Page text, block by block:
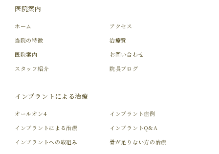
医院案内
ホーム
当院の特徴
医院案内
スタッフ紹介
アクセス
治療費
お問い合わせ
院長ブログ
インプラントによる治療
オールオン4
インプラントによる治療
インプラントへの取組み
インプラント症例
インプラントQ&A
骨が足りない方の治療